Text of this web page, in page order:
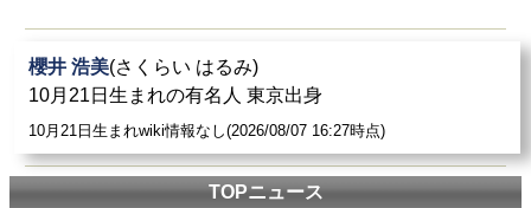
櫻井 浩美(さくらい はるみ)
10月21日生まれの有名人 東京出身
10月21日生まれwiki情報なし(2026/08/07 16:27時点)
TOPニュース